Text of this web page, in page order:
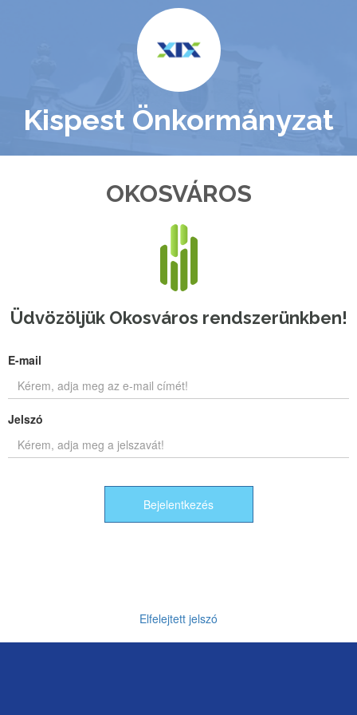
Kispest Önkormányzat
OKOSVÁROS
Üdvözöljük Okosváros rendszerünkben!
E-mail
Jelszó
Bejelentkezés
Elfelejtett jelszó